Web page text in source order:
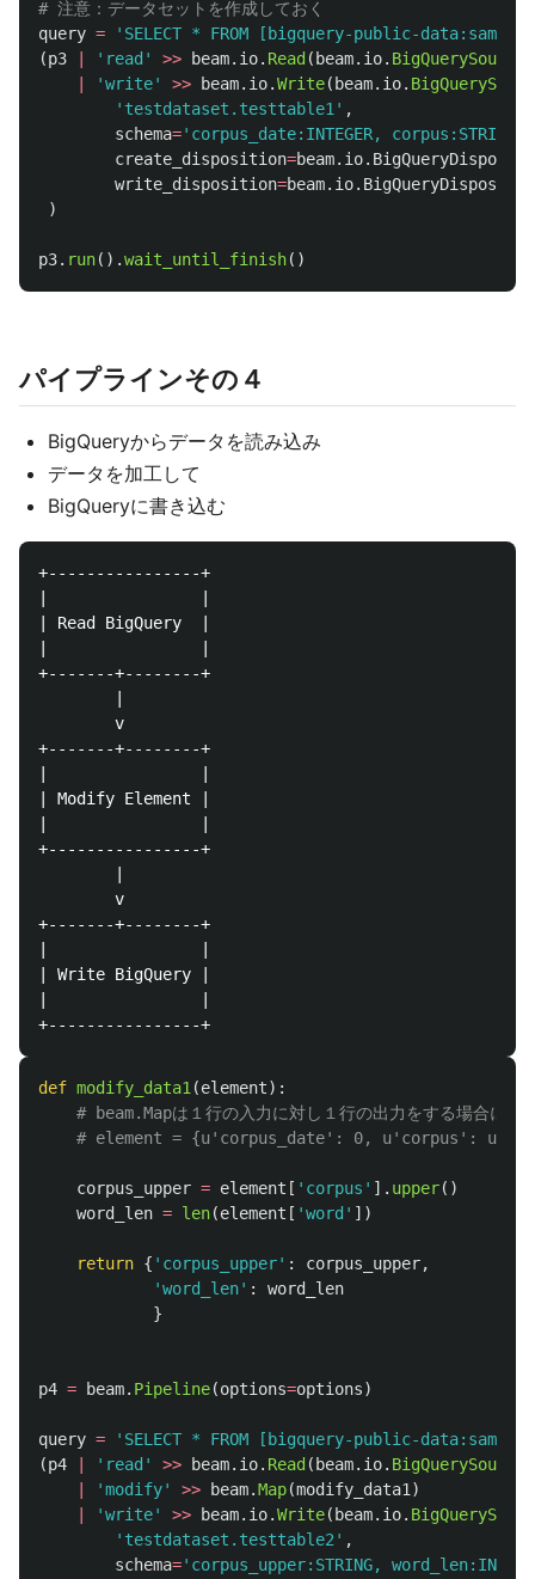
query = ' SELECT * FROM [bigquery-public-
(p3 ' read ' >> beam. io. Read ( beam. io. BigQuerySource
'write' >> beam. io.Write( beam. io. BigQuerySink
' testdataset.testtable1 ' ,
schema=' corpus_date:INTEGER, corpus:STRING,
create_disposition=beam. io.
write_disposition=beam. io.
)
p3. run().wait_until_finish()
パイプラインその４
BigQueryからデータを読み込み
データを加工して
BigQueryに書き込む
+----------------+
| Read BigQuery  |
+-------+--------+
        v
+-------+--------+
| Modify Element |
+----------------+
        v
+-------+--------+
| Write BigQuery |
def modify_data1 (element):
corpus_upper = element [ ' corpus ' ]. upper()
word_len = len(element [ 'word ' ])
return { ' corpus_upper' : corpus_upper,
'word_len' :
word_len
}
p4 = beam. Pipeline(options=options)
query = ' SELECT * FROM [bigquery-public-
(p4 ' read ' >> beam. io. Read ( beam. io. BigQuerySource
'modify' >> beam.Map(modify_data1 )
'write' >> beam. io.Write( beam. io. BigQuerySink
' testdataset.testtable2 ' ,
schema=' corpus_upper:STRING,